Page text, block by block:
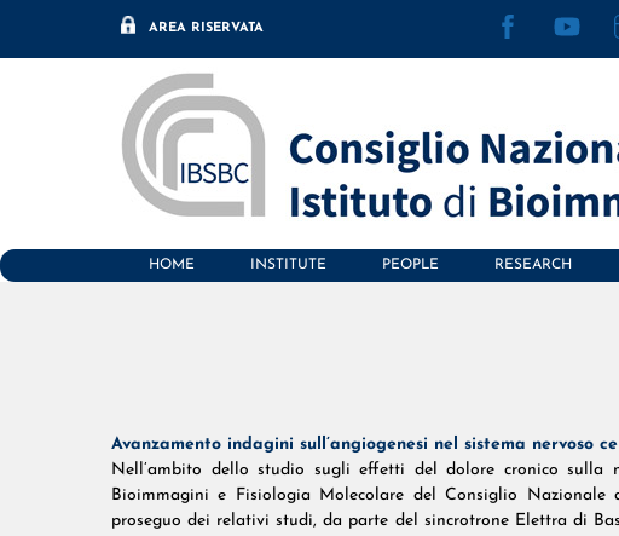
content
AREA RISERVATA
HOME INSTITUTE PEOPLE RESEARCH
Avanzamento indagini sull’angiogenesi nel sistema nervoso
Nell’ambito dello studio sugli effetti del dolore cronico sulla
Bioimmagini e Fisiologia Molecolare del Consiglio
proseguo dei relativi studi, da parte del sincrotrone Elettra di